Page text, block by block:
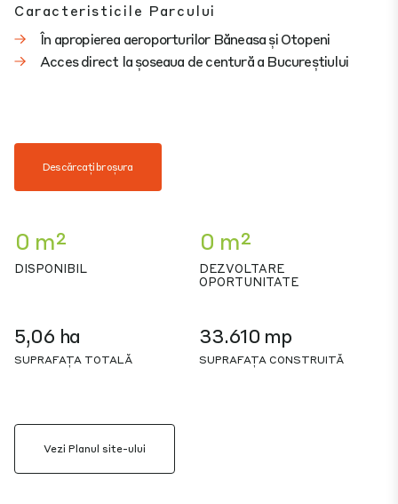
Caracteristicile Parcului
În apropierea aeroporturilor Băneasa și Otopeni
Acces direct la șoseaua de centură a Bucureștiului
Descărcați broșura
0 m²
DISPONIBIL
0 m²
DEZVOLTARE
OPORTUNITATE
5,06 ha
SUPRAFAȚA TOTALĂ
33.610 mp
SUPRAFAȚA CONSTRUITĂ
Vezi Planul site-ului